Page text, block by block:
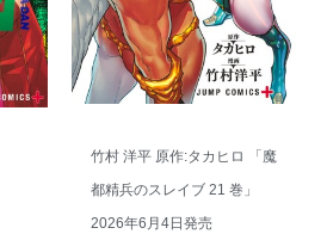
竹村 洋平 原作:タカヒロ 「魔
都精兵のスレイブ 21 巻」
2026年6月4日発売